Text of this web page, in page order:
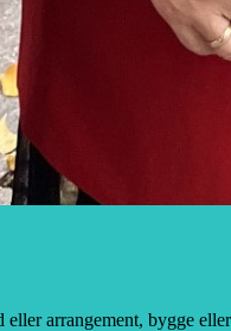
arrangement, bygge